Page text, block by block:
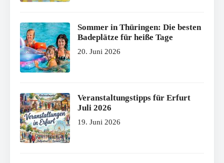
Sommer in Thüringen: Die besten
Badeplätze für heiße Tage
20. Juni 2026
Veranstaltungstipps für Erfurt
Juli 2026
19. Juni 2026